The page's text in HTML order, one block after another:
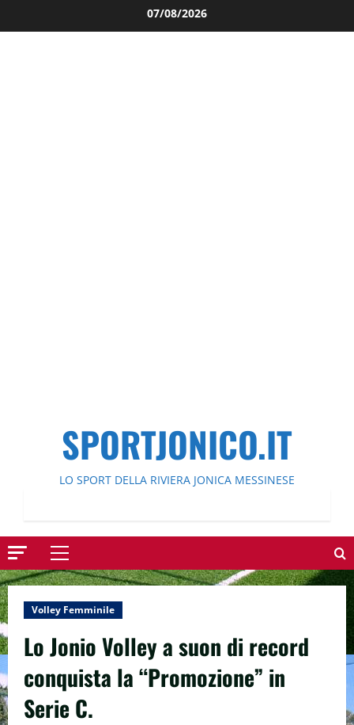
al
07/08/2026
SPORTJONICO.IT
LO SPORT DELLA RIVIERA JONICA MESSINESE
Menu
principale
Volley Femminile
Lo Jonio Volley a suon di record
conquista la “Promozione” in
Serie C.